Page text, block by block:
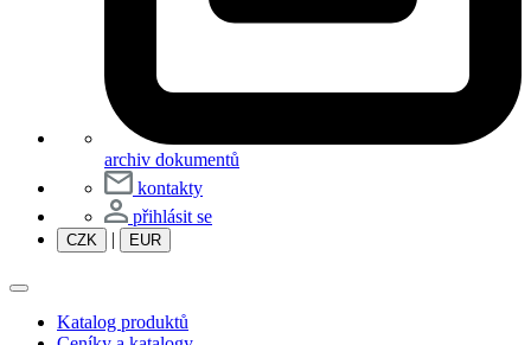
archiv dokumentů
kontakty
přihlásit se
CZK | EUR
Katalog produktů